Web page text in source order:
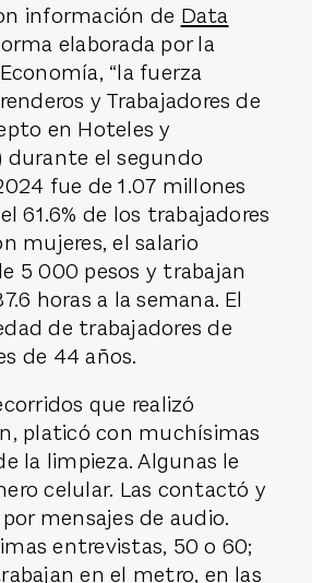
información de Data
elaborada por la
“la fuerza
y Trabajadores de
en Hoteles y
durante el segundo
fue de 1.07 millones
61.6% de los trabajadores
mujeres, el salario
5 000 pesos y trabajan
horas a la semana. El
de trabajadores de
de 44 años.
que realizó
platicó con muchísimas
la limpieza. Algunas le
celular. Las contactó y
mensajes de audio.
entrevistas, 50 o 60;
en el metro, en las